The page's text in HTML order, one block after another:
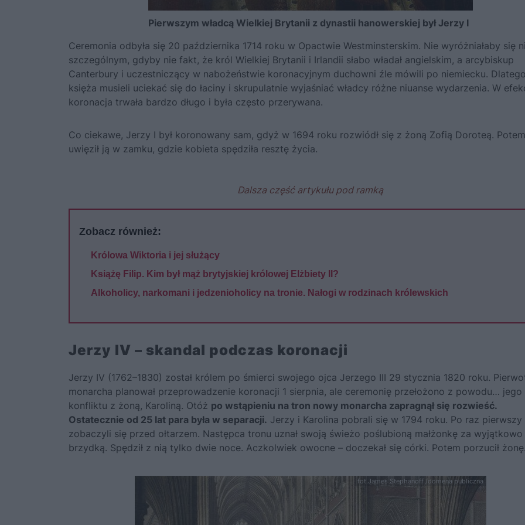
Pierwszym władcą Wielkiej Brytanii z dynastii hanowerskiej był Jerzy I
Ceremonia odbyła się 20 października 1714 roku w Opactwie Westminsterskim. Nie wyróżniałaby się
szczególnym, gdyby nie fakt, że król Wielkiej Brytanii i Irlandii słabo władał angielskim, a arcybiskup
Canterbury i uczestniczący w nabożeństwie koronacyjnym duchowni źle mówili po niemiecku. Dlatego
księża musieli uciekać się do łaciny i skrupulatnie wyjaśniać władcy różne niuanse wydarzenia. W
koronacja trwała bardzo długo i była często przerywana.
Co ciekawe, Jerzy I był koronowany sam, gdyż w 1694 roku rozwiódł się z żoną Zofią Doroteą. Potem
uwięził ją w zamku, gdzie kobieta spędziła resztę życia.
Dalsza część artykułu pod ramką
Zobacz również:
Królowa Wiktoria i jej służący
Książę Filip. Kim był mąż brytyjskiej królowej Elżbiety II?
Alkoholicy, narkomani i jedzenioholicy na tronie. Nałogi w rodzinach królewskich
Jerzy IV – skandal podczas koronacji
Jerzy IV (1762–1830) został królem po śmierci swojego ojca Jerzego III 29 stycznia 1820 roku.
monarcha planował przeprowadzenie koronacji 1 sierpnia, ale ceremonię przełożono z powodu… jego
konfliktu z żoną, Karoliną. Otóż po wstąpieniu na tron nowy monarcha zapragnął się rozwieść.
Ostatecznie od 25 lat para była w separacji. Jerzy i Karolina pobrali się w 1794 roku. Po raz pierwszy
zobaczyli się przed ołtarzem. Następca tronu uznał swoją świeżo poślubioną małżonkę za wyjątkowo
brzydką. Spędził z nią tylko dwie noce. Aczkolwiek owocne – doczekał się córki. Potem porzucił żonę.
fot.James Stephanoff /domena publiczna